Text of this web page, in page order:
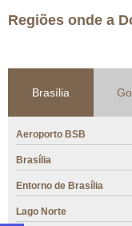
Regiões onde a
Brasília
Aeroporto BSB
Brasília
Entorno de Brasília
Lago Norte